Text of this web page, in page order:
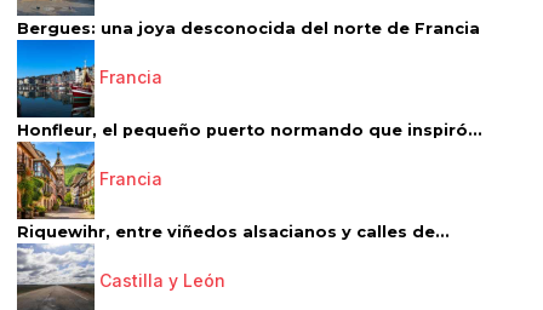
Bergues: una joya desconocida del norte de Francia
Francia
Honfleur, el pequeño puerto normando que inspiró...
Francia
Riquewihr, entre viñedos alsacianos y calles de...
Castilla y León